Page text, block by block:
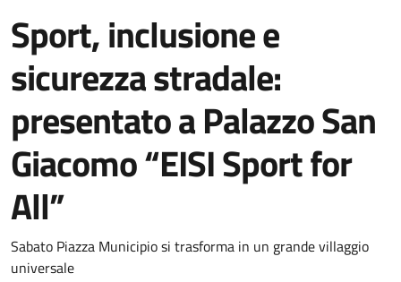
Sport, inclusione e
sicurezza stradale:
presentato a Palazzo San
Giacomo “EISI Sport for
All”
Dettagli della notizia
Sabato Piazza Municipio si trasforma in un grande villaggio
universale